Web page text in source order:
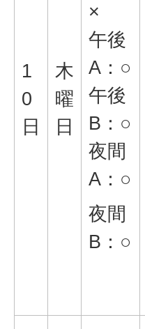
1
0
日
木
曜
日
×
午後
A：○
午後
B：○
夜間
A：○
夜間
B：○